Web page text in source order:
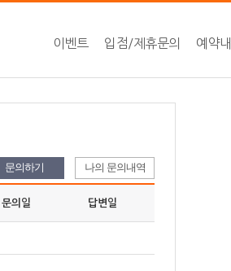
이벤트 입점/제휴문의 예약
문의하기 나의 문의내역
문의일 답변일